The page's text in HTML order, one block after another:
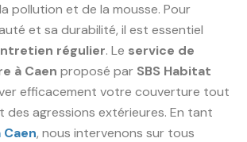
pollution et de la mousse. Pour
et sa durabilité, il est essentiel
régulier. Le service de
à Caen proposé par SBS Habitat
efficacement votre couverture tout
des agressions extérieures. En tant
, nous intervenons sur tous